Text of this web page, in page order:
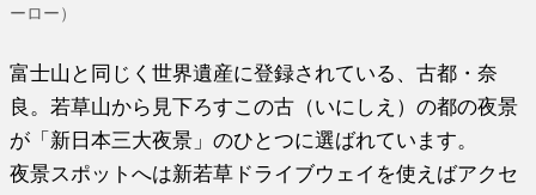
ーロー）
富士山と同じく世界遺産に登録されている、古都・奈
良。若草山から見下ろすこの古（いにしえ）の都の夜景
が「新日本三大夜景」のひとつに選ばれています。
夜景スポットへは新若草ドライブウェイを使えばアクセ